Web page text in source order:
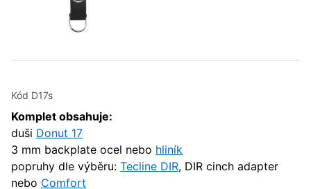
Kód D17s
Komplet obsahuje:
duši Donut 17
3 mm backplate ocel nebo hliník
popruhy dle výběru: Tecline DIR, DIR cinch adapter
nebo Comfort